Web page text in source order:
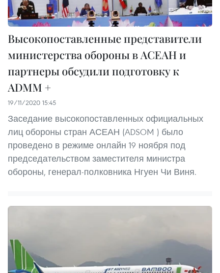
Высокопоставленные представители
министерства обороны в АСЕАН и
партнеры обсудили подготовку к
ADMM +
19/11/2020 15:45
Заседание высокопоставленных официальных
лиц обороны стран АСЕАН (ADSOM ) было
проведено в режиме онлайн 19 ноября под
председательством заместителя министра
обороны, генерал-полковника Нгуен Чи Виня.